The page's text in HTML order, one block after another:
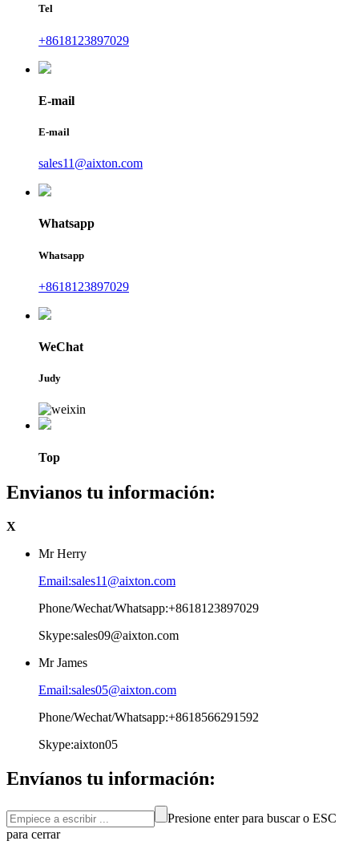
Tel
+8618123897029
E-mail
E-mail
sales11@aixton.com
Whatsapp
Whatsapp
+8618123897029
WeChat
Judy
Top
Envianos tu información:
X
Mr Herry
Email:sales11@aixton.com
Phone/Wechat/Whatsapp:+8618123897029
Skype:sales09@aixton.com
Mr James
Email:sales05@aixton.com
Phone/Wechat/Whatsapp:+8618566291592
Skype:aixton05
Envíanos tu información:
Presione enter para buscar o ESC
para cerrar